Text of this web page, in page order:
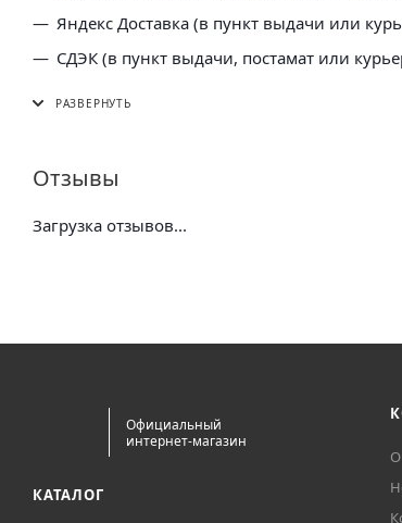
Яндекс Доставка (в пункт выдачи или
СДЭК (в пункт выдачи, постамат или
Отзывы
Загрузка отзывов...
Официальный
интернет-магазин
КАТАЛОГ